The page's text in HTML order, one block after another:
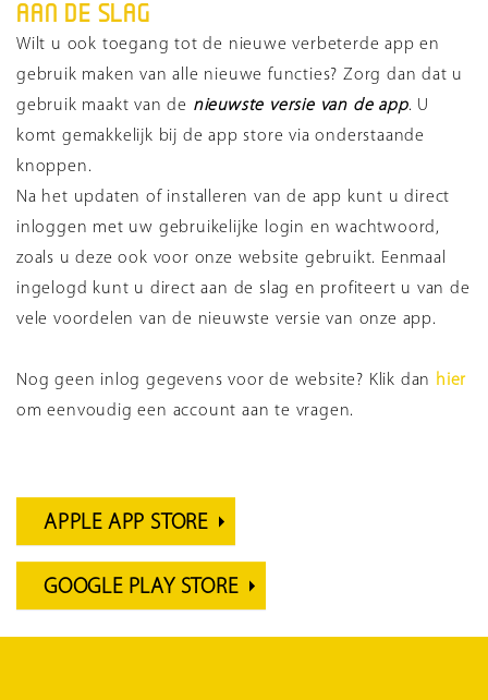
AAN DE SLAG
Wilt u ook toegang tot de nieuwe verbeterde app en
gebruik maken van alle nieuwe functies? Zorg dan dat u
gebruik maakt van de nieuwste versie van de app. U
komt gemakkelijk bij de app store via onderstaande
knoppen.
Na het updaten of installeren van de app kunt u direct
inloggen met uw gebruikelijke login en wachtwoord,
zoals u deze ook voor onze website gebruikt. Eenmaal
ingelogd kunt u direct aan de slag en profiteert u van de
vele voordelen van de nieuwste versie van onze app.
Nog geen inlog gegevens voor de website? Klik dan hier
om eenvoudig een account aan te vragen.
APPLE APP STORE
GOOGLE PLAY STORE